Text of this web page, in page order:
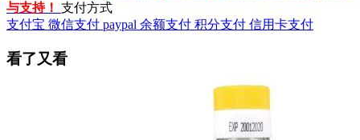
与支持！ 支付方式
支付宝 微信支付 paypal 余额支付 积分支付 信用卡支付
看了又看